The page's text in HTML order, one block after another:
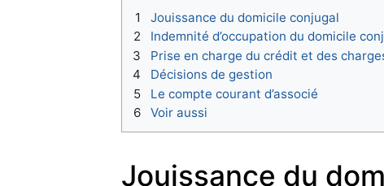
1
Jouissance du domicile conjugal
2
Indemnité d’occupation du domicile
3
Prise en charge du crédit et des
4
Décisions de gestion
5
Le compte courant d’associé
6
Voir aussi
Jouissance du